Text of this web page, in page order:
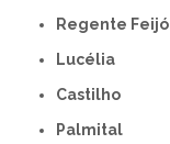
Regente Feijó
Lucélia
Castilho
Palmital